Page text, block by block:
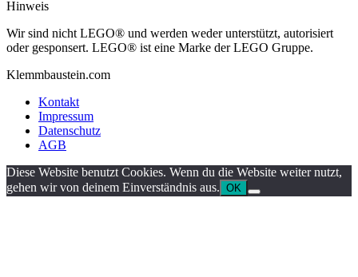
Hinweis
Wir sind nicht LEGO® und werden weder unterstützt, autorisiert
oder gesponsert. LEGO® ist eine Marke der LEGO Gruppe.
Klemmbaustein.com
Kontakt
Impressum
Datenschutz
AGB
Diese Website benutzt Cookies. Wenn du die Website weiter nutzt,
gehen wir von deinem Einverständnis aus. OK